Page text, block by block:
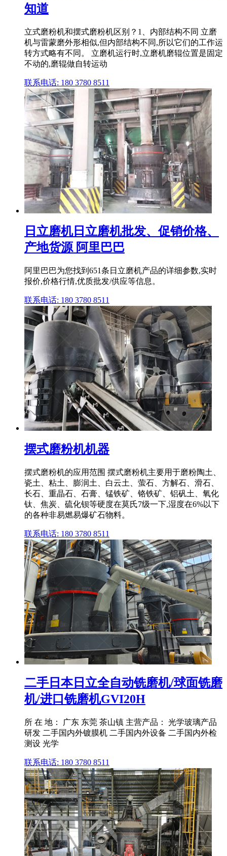
知道
立式磨粉机和摆式磨粉机区别？1、内部结构不同 立磨
机与雷蒙磨外形相似,但内部结构不同,所以它们的工作运
转方式略有不同。 立磨机运行时,立磨机磨辊位置是固定
不动的,磨辊做自转运动
联系电话: 180 3780 8511
日立磨机日立磨机批发、促销价格、
产地货源 阿里巴巴
阿里巴巴为您找到651条日立磨机产品的详细参数,实时
报价,价格行情,优质批发/供应等信息。
联系电话: 180 3780 8511
摆式磨粉机机器
摆式磨粉机的应用范围 摆式磨粉机主要用于磨粉陶土、
瓷土、粘土、膨润土、白云土、萤石、方解石、滑石、
长石、重晶石、石膏、锰铁矿、铬铁矿、铝矾土、氧化
钛、焦炭、硫化钡等硬度在莫氏7级一下,湿度在6%以下
的各种非易燃易爆矿石物料。
联系电话: 180 3780 8511
二手日本日立全自动铣磨机/球面铣磨
机/进口铣磨机GVI20H
所 在 地： 广东 东莞 茶山镇 主营产品： 光学玻璃产品
研发 二手国内外镀膜机 二手国内外设备 二手国内外检
测设 光学
联系电话: 180 3780 8511